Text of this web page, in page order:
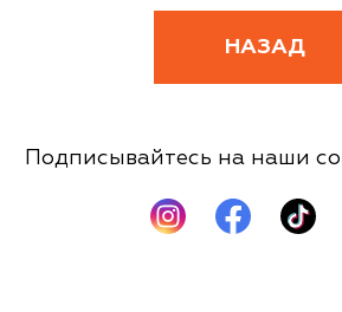
НАЗАД
Подписывайтесь на наши